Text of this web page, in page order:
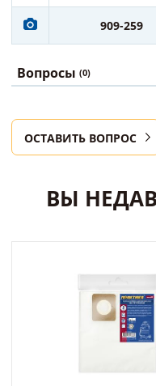
909-259
Вопросы (0)
ОСТАВИТЬ ВОПРОС
ВЫ